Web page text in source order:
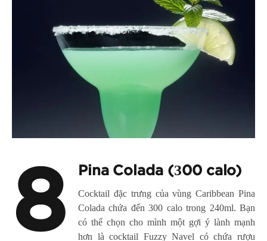
8 Pina Colada (З00 calo)
Cocktail đặc trưng của vùng Caribbean Pina
Colada chứa đến 300 calo trong 240ml. Bạn
có thể chọn cho mình một gợi ý lành mạnh
hơn là cocktail Fuzzу Navel có chứa rượu